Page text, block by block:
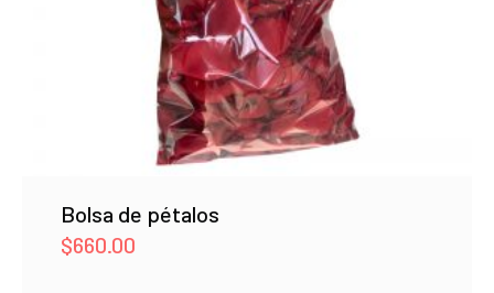
Bolsa de pétalos
$660.00